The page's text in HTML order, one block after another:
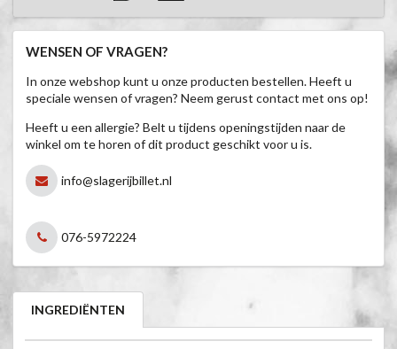
WENSEN OF VRAGEN?
In onze webshop kunt u onze producten bestellen. Heeft u
speciale wensen of vragen? Neem gerust contact met ons op!
Heeft u een allergie? Belt u tijdens openingstijden naar de
winkel om te horen of dit product geschikt voor u is.
info@slagerijbillet.nl
076-5972224
INGREDIËNTEN